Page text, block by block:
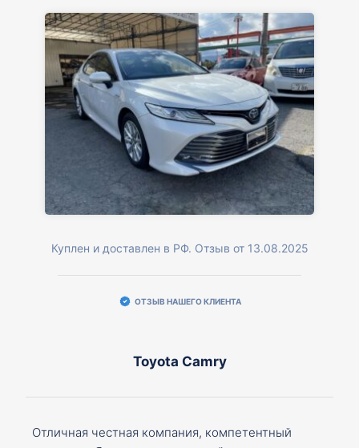
Куплен и доставлен в РФ. Отзыв от 13.08.2025
ОТЗЫВ НАШЕГО КЛИЕНТА
Toyota Camry
Отличная честная компания, компетентный